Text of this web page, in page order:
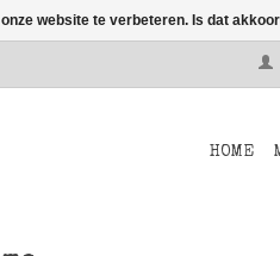
HOME
website te verbeteren. Is dat